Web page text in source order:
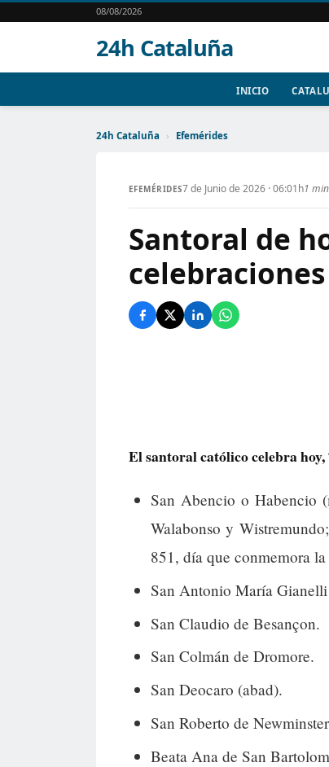
08/08/2026
24h Cataluña
INICIO
24h Cataluña › Efemérides
EFEMÉRIDES7 de Junio de 2026 · 06:01h1
Santoral de
El santoral católico celebra
San Abencio o Habencio
Walabonso y
851, día que conmemora
San Antonio María
San Claudio de Besançon.
San Colmán de Dromore.
San Deocaro (abad).
San Roberto de
Beata Ana de San